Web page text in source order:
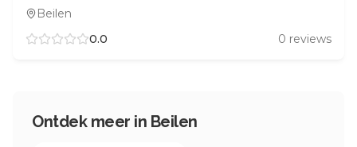
Beilen
0.0
0 reviews
Ontdek meer in Beilen